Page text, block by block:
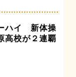
ハイ 新体操
高校が２連覇